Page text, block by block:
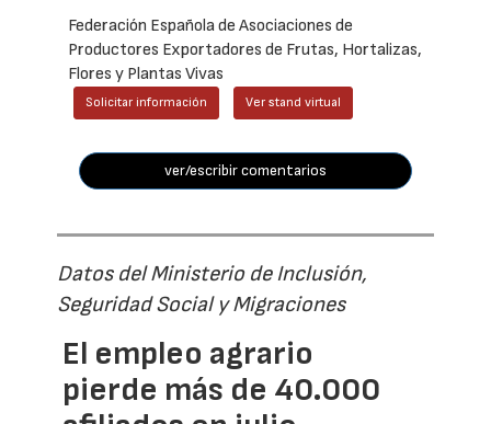
Federación Española de Asociaciones de
Productores Exportadores de Frutas, Hortalizas,
Flores y Plantas Vivas
Solicitar información Ver stand virtual
ver/escribir comentarios
Datos del Ministerio de Inclusión,
Seguridad Social y Migraciones
El empleo agrario
pierde más de 40.000